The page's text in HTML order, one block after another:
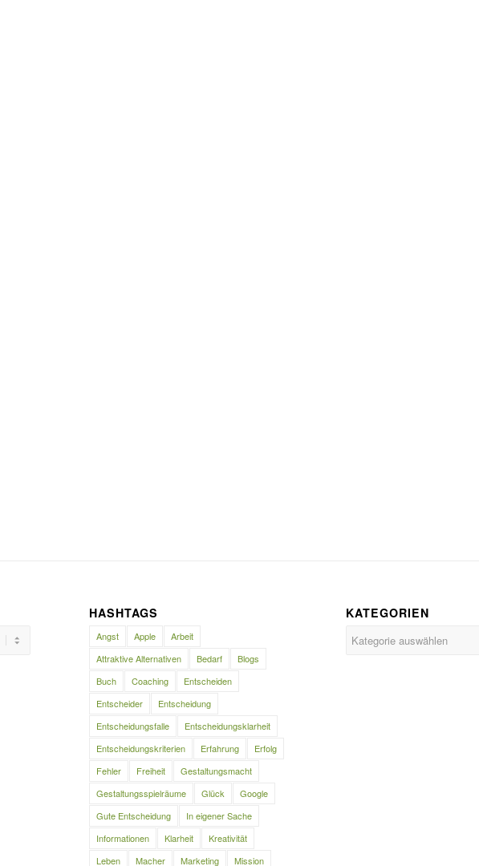
HASHTAGS
Angst Apple
Arbeit
Attraktive Alternativen
Bedarf
Blogs
Buch
Coaching
Entscheiden
Entscheider
Entscheidung
Entscheidungsfalle
Entscheidungsklarheit
Entscheidungskriterien
Erfahrung
Erfolg
Fehler
Freiheit
Gestaltungsmacht
Gestaltungsspielräume
Glück
Google
Gute Entscheidung
In eigener Sache
Informationen
Klarheit
Kreativität
Leben
Macher Marketing Mission
KATEGORIEN